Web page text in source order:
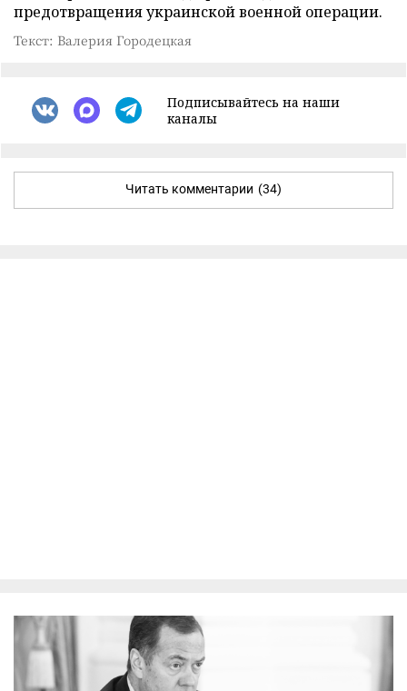
предотвращения украинской военной операции.
Текст: Валерия Городецкая
Подписывайтесь на наши
каналы
Читать комментарии (34)